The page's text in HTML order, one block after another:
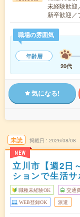
未経験歓迎
新卒歓迎／
職場の雰囲気
年齢層
20代
気になる!
未読
NEW
掲載日 2026/08/08
立川市【週2日
ションで生活サ
職種未経験OK 交通
WEB登録OK 派遣